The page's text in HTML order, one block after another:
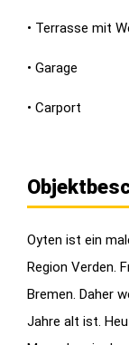
• Terrasse mit
• Garage
• Carport
Oyten ist ein
Region Verden.
Bremen. Daher
Jahre alt ist.